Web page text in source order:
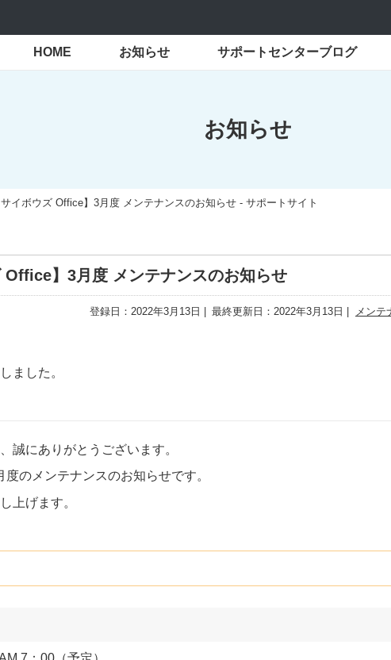
HOME お知らせ サポートセンターブログ
お知らせ
サイボウズ Office】3月度 メンテナンスのお知らせ - サポートサイト
Office】3月度 メンテナンスのお知らせ
登録日：2022年3月13日 最終更新日：2022年3月13日 メンテ
ました。
誠にありがとうございます。
のメンテナンスのお知らせです。
上げます。